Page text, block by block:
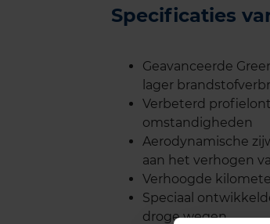
Specificaties
Geavanceerde
lager
Verbeterd
omstandigheden
Aerodynamische
aan het verhogen
Verhoogde
Speciaal
droge wegen